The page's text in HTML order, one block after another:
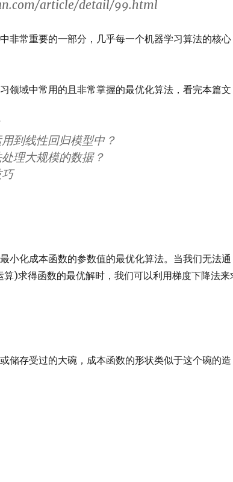
article/detail/99.html
非常重要的一部分，几乎每一个机器学习算法的核心
领域中常用的且非常掌握的最优化算法，看完本篇文
到线性回归模型中？
理大规模的数据？
小化成本函数的参数值的最优化算法。当我们无法通
)求得函数的最优解时，我们可以利用梯度下降法来
储存受过的大碗，成本函数的形状类似于这个碗的造